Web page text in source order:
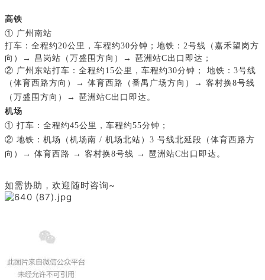
高铁
① 广州南站
打车：全程约20公里，车程约30分钟； 地铁：2号线（嘉禾望岗方
向）
→ 昌岗站（万盛围方向） →
琶洲站C出口即达；
② 广州东站打车：全程约15公里，车程约30分钟； 地铁：3号线
（体育西路方向）
→ 体育西路（番禺广场方向） → 客村换8号线
（万盛围方向）
→
琶洲站C出口即达。
机场
① 打车：全程约45公里，车程约55分钟；
② 地铁： 机场 （ 机场南 / 机场北站 ） 3 号线北延段 （体育西路方
向）→ 体育西路 → 客村换8号线 → 琶洲站C出口即达。
如需协助，欢迎随时咨询~